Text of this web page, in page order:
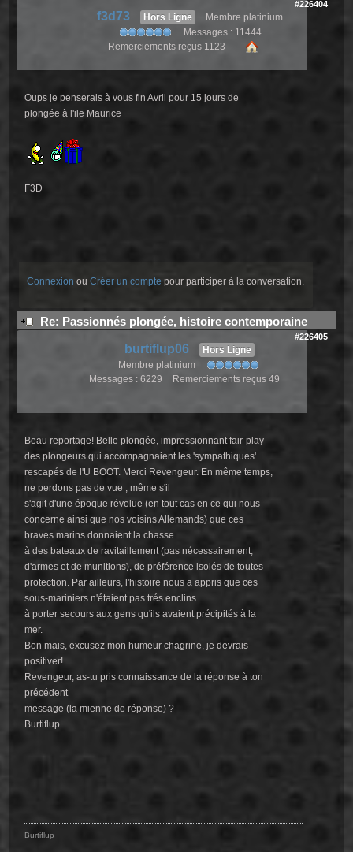
#226404
f3d73 Hors Ligne
Membre platinium
Messages : 11444
Remerciements reçus 1123
Oups je penserais à vous fin Avril pour 15 jours de
plongée à l'ile Maurice
F3D
Connexion ouCréer un compte pour participer à la conversation.
Re: Passionnés plongée, histoire contemporaine
#226405
burtiflup06
Hors Ligne
Membre platinium
Messages : 6229
Remerciements reçus 49
Beau reportage! Belle plongée, impressionnant fair-play
des plongeurs qui accompagnaient les 'sympathiques'
rescapés de l'U BOOT. Merci Revengeur. En même temps,
ne perdons pas de vue , même s'il
s'agit d'une époque révolue (en tout cas en ce qui nous
concerne ainsi que nos voisins Allemands) que ces
braves marins donnaient la chasse
à des bateaux de ravitaillement (pas nécessairement,
d'armes et de munitions), de préférence isolés de toutes
protection. Par ailleurs, l'histoire nous a appris que ces
sous-mariniers n'étaient pas trés enclins
à porter secours aux gens qu'ils avaient précipités à la
mer.
Bon mais, excusez mon humeur chagrine, je devrais
positiver!
Revengeur, as-tu pris connaissance de la réponse à ton
précédent
message (la mienne de réponse) ?
Burtiflup
Burtiflup